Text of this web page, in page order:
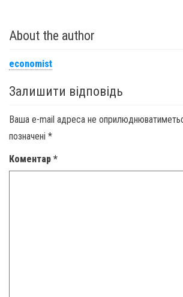
About the author
economist
Залишити відповідь
Ваша e-mail адреса не
позначені *
Коментар *